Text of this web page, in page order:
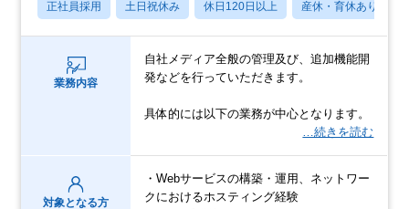
正社員採用 土日祝休み 休日120日以上 産休・育休あり
業務内容
自社メディア全般の管理及び、追加機能開
発などを行っていただきます。
具体的には以下の業務が中心となります。
…続きを読む
対象となる方
・Webサービスの構築・運用、ネットワー
クにおけるホスティング経験